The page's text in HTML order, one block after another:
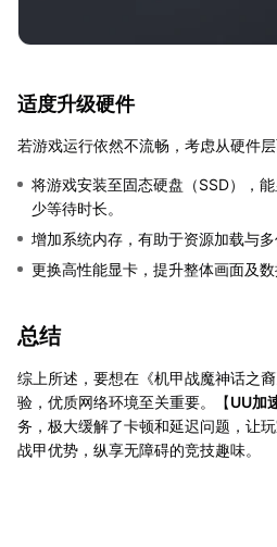
适度升级硬件
若游戏运行依然不流畅，考虑从硬件层
将游戏安装至固态硬盘（SSD），
少等待时长。
增加系统内存，有助于资源加载与多
更换高性能显卡，提升整体画面及数
总结
综上所述，要想在《机甲战魔神话之
验，优质网络环境至关重要。【UU加
务，极大缓解了卡顿和延迟问题，让
战甲优势，纵享无障碍的竞技趣味。